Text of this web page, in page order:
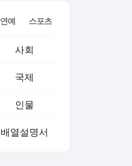
연예 스포츠
사회
국제
인물
배열설명서